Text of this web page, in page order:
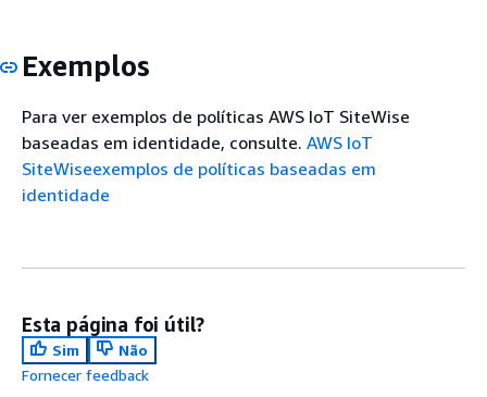
Exemplos
Para ver exemplos de políticas AWS IoT SiteWise
baseadas em identidade, consulte. AWS IoT
SiteWiseexemplos de políticas baseadas em
identidade
Esta página foi útil?
Sim
Não
Fornecer feedback